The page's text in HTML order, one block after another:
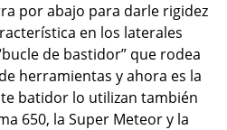
por abajo para darle rigidez
en los laterales
de bastidor” que rodea
herramientas y ahora es la
batidor lo utilizan también
650, la Super Meteor y la